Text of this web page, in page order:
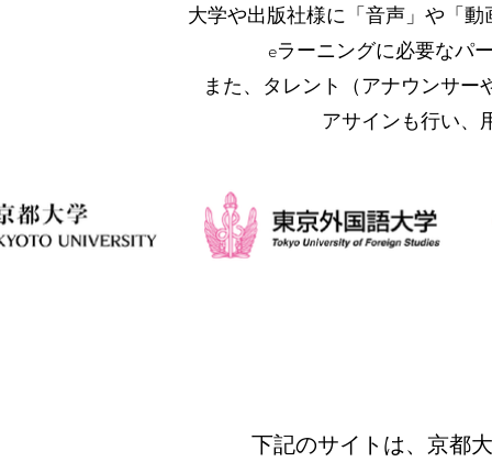
大学や出版社様に「音声」や「動
eラーニングに必要なパ
また、タレント（アナウンサ
アサインも行い、
下記のサイトは、京都